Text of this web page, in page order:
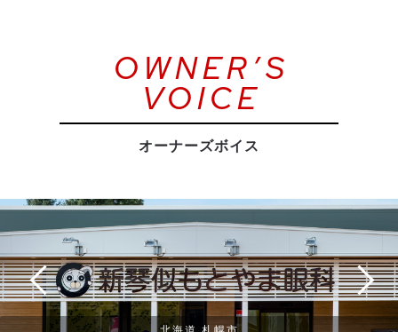
OWNER’S
VOICE
オーナーズボイス